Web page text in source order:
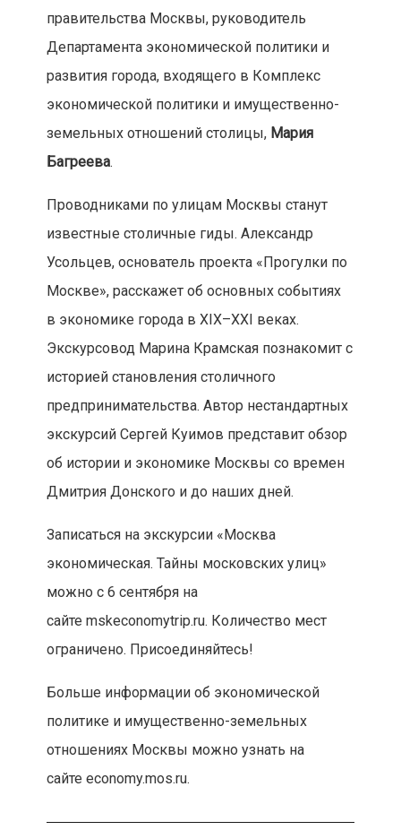
правительства Москвы, руководитель
Департамента экономической политики и
развития города, входящего в Комплекс
экономической политики и имущественно-
земельных отношений столицы, Мария
Багреева.
Проводниками по улицам Москвы станут
известные столичные гиды. Александр
Усольцев, основатель проекта «Прогулки по
Москве», расскажет об основных событиях
в экономике города в XIX–XXI веках.
Экскурсовод Марина Крамская познакомит с
историей становления столичного
предпринимательства. Автор нестандартных
экскурсий Сергей Куимов представит обзор
об истории и экономике Москвы со времен
Дмитрия Донского и до наших дней.
Записаться на экскурсии «Москва
экономическая. Тайны московских улиц»
можно с 6 сентября на
сайте mskeconomytrip.ru. Количество мест
ограничено. Присоединяйтесь!
Больше информации об экономической
политике и имущественно-земельных
отношениях Москвы можно узнать на
сайте economy.mos.ru.